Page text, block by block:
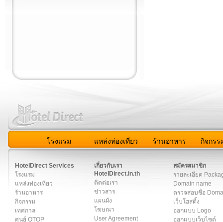
โรงแรม แหล่งท่องเที่ยว ร้านอาหาร กิจกรร
HotelDirect Services
โรงแรม
แหล่งท่องเที่ยว
ร้านอาหาร
กิจกรรม
เทศกาล
ศูนย์ OTOP
เกี่ยวกับเรา
HotelDirect.in.th
ติดต่อเรา
ข่าวสาร
แผนผัง
โฆษณา
User Agreement
สมัครสมาชิก
รายละเอียด
Domain name
ตรวจสอบชื่อ
เว็บโฮสติ้ง
ออกแบบ Logo
ออกแบบเว็บไซต์